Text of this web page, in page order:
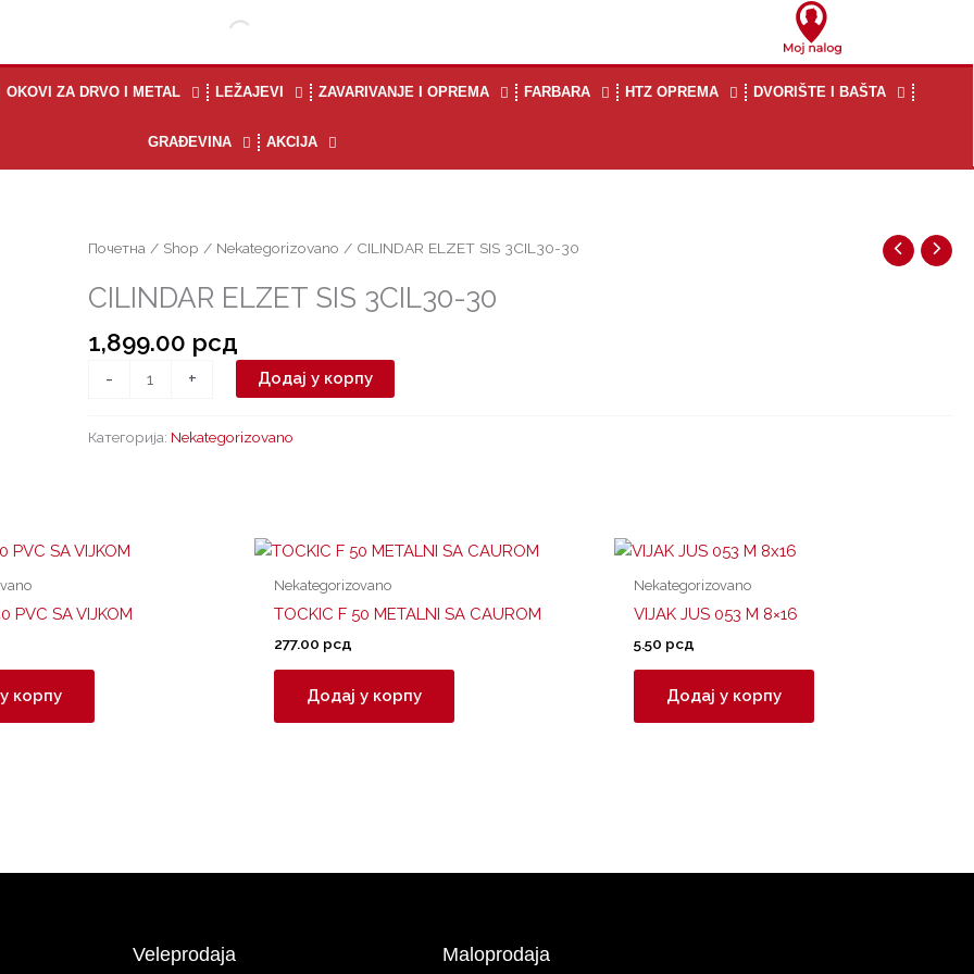
OKOVI ZA DRVO I METAL LEŽAJEVI ZAVARIVANJE I OPREMA FARBARA HTZ OPREMA DVORIŠTE I BAŠTA
GRAĐEVINA AKCIJA
Почетна / Shop / Nekategorizovano / CILINDAR ELZET SIS 3CIL30-30
CILINDAR ELZET SIS 3CIL30-30
1,899.00 рсд
-
CILINDAR
SIS
30
количина
+ Додај у корпу
Категорија: Nekategorizovano
PVC SA VIJKOM
корпу
Nekategorizovano
TOCKIC F 50 METALNI SA CAUROM
277.00 рсд
Додај у корпу
Nekategorizovano
VIJAK JUS 053 M 8×16
5.50 рсд
Додај у корпу
Veleprodaja Maloprodaja